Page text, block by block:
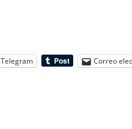
Telegram Correo